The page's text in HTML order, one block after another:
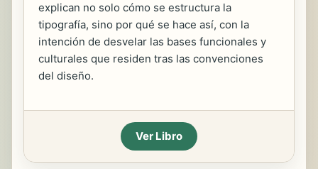
explican no solo cómo se estructura la
tipografía, sino por qué se hace así, con la
intención de desvelar las bases funcionales y
culturales que residen tras las convenciones
del diseño.
Ver Libro